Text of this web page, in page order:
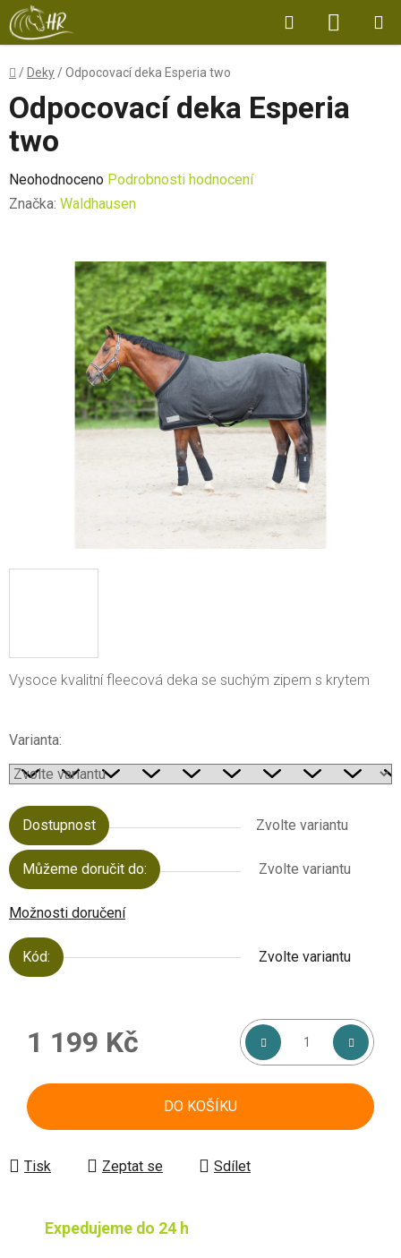
Přejít
na
obsah
Hledat
KOŠÍK
Domů
/ Deky /Odpocovací deka Esperia two
Vysoce kvalitní fleecová deka se suchým zipem s krytem
Varianta:
Dostupnost Zvolte variantu
Můžeme doručit do: Zvolte variantu
Možnosti doručení
Kód: Zvolte variantu
1 199 Kč
DO KOŠÍKU
Tisk Zeptat se Sdílet
Odpocovací deka Esperia
two
Průměrné
hodnocení
Neohodnoceno Podrobnosti hodnocení
Značka: Waldhausen
Expedujeme do 24 h